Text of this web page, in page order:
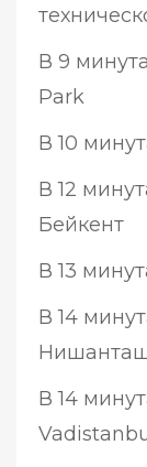
В 9
Park
В 10
В 12
Бейкент
В 13
В 14
В 14